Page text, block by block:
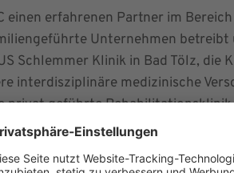
einen erfahrenen Partner im
Unternehmen betreibt
Schlemmer Klinik in Bad Tölz, die
interdisziplinäre medizinische
privat geführte Rehabilitationsklinik
befindet sich somit eine